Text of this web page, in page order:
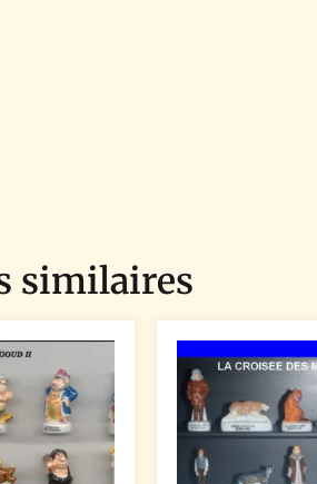
similaires